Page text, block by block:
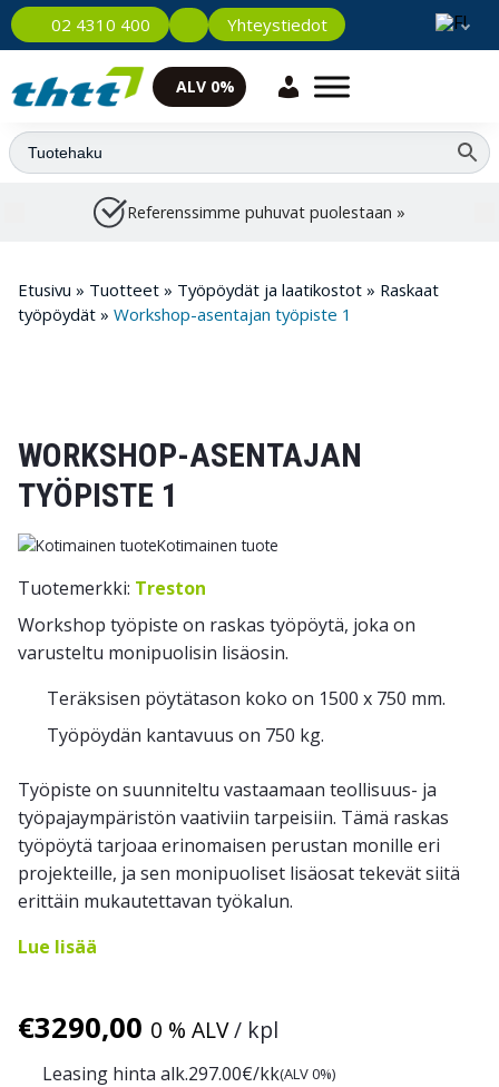
02 4310 400 Yhteystiedot
ALV 0%
Referenssimme puhuvat puolestaan »
Etusivu » Tuotteet » Työpöydät ja laatikostot » Raskaat
työpöydät » Workshop-asentajan työpiste 1
WORKSHOP-ASENTAJAN
TYÖPISTE 1
Kotimainen tuote
Tuotemerkki: Treston
Workshop työpiste on raskas työpöytä, joka on
varusteltu monipuolisin lisäosin.
Teräksisen pöytätason koko on 1500 x 750 mm.
Työpöydän kantavuus on 750 kg.
Työpiste on suunniteltu vastaamaan teollisuus- ja
työpajaympäristön vaativiin tarpeisiin. Tämä raskas
työpöytä tarjoaa erinomaisen perustan monille eri
projekteille, ja sen monipuoliset lisäosat tekevät siitä
erittäin mukautettavan työkalun.
Lue lisää
€3290,00 0 % ALV/ kpl
Leasing hinta alk.297.00€/kk(ALV 0%)